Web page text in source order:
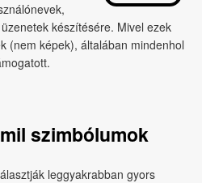
készítésére. Mivel ezek
(nem képek), általában mindenhol
szimbólumok
leggyakrabban gyors